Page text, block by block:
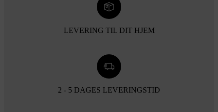
LEVERING TIL DIT HJEM
2 - 5 DAGES LEVERINGSTID